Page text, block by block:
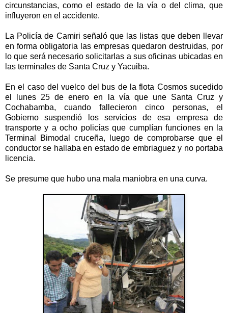
circunstancias, como el estado de la vía o del clima, que
influyeron en el accidente.
La Policía de Camiri señaló que las listas que deben llevar
en forma obligatoria las empresas quedaron destruidas, por
lo que será necesario solicitarlas a sus oficinas ubicadas en
las terminales de Santa Cruz y Yacuiba.
En el caso del vuelco del bus de la flota Cosmos sucedido
el lunes 25 de enero en la vía que une Santa Cruz y
Cochabamba, cuando fallecieron cinco personas, el
Gobierno suspendió los servicios de esa empresa de
transporte y a ocho policías que cumplían funciones en la
Terminal Bimodal cruceña, luego de comprobarse que el
conductor se hallaba en estado de embriaguez y no portaba
licencia.
Se presume que hubo una mala maniobra en una curva.